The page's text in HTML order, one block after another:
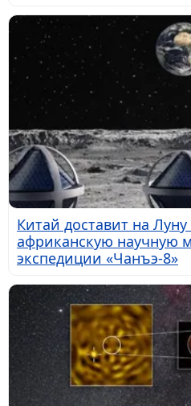
Китай доставит на
африканскую научную
экспедиции «Чанъэ-8»